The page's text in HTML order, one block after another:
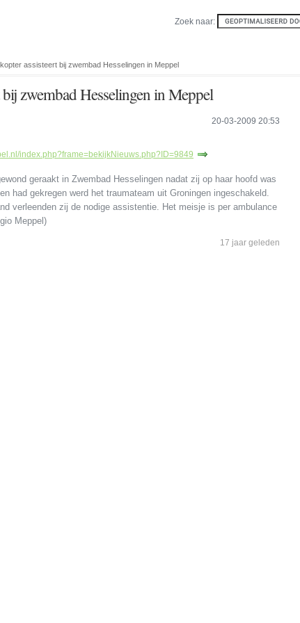
Zoek naar:
assisteert bij zwembad Hesselingen in Meppel
zwembad Hesselingen in Meppel
20-03-2009 20:53
index.php?frame=bekijkNieuws.php?ID=9849
geraakt in Zwembad Hesselingen nadat zij op haar hoofd was
had gekregen werd het traumateam uit Groningen ingeschakeld.
verleenden zij de nodige assistentie. Het meisje is per ambulance
Meppel)
17 jaar geleden